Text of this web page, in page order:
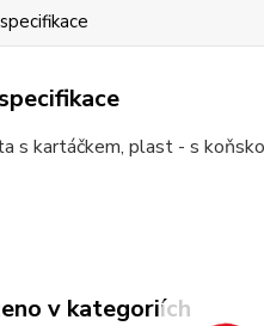
s kartáčkem, plast - s
v kategoriích